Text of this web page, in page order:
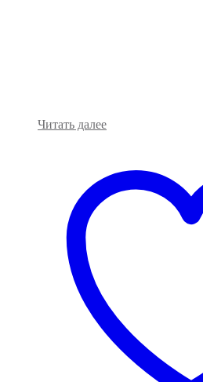
Читать далее